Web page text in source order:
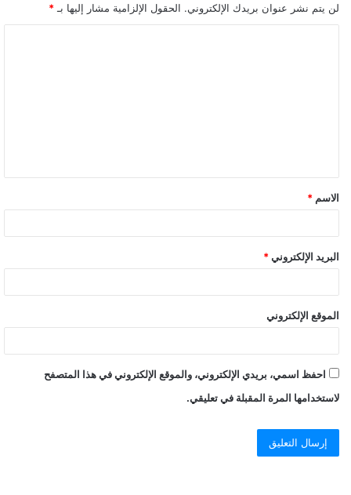
لن يتم نشر عنوان بريدك الإلكتروني. الحقول الإلزامية مشار إليها بـ *
ق
*
الاسم *
البريد الإلكتروني *
الموقع الإلكتروني
احفظ اسمي، بريدي الإلكتروني، والموقع الإلكتروني في هذا المتصفح
لاستخدامها المرة المقبلة في تعليقي.